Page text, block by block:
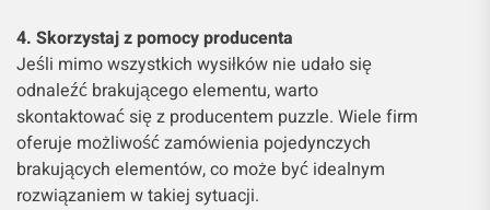
4. Skorzystaj z pomocy producenta
Jeśli mimo wszystkich wysiłków nie udało się
odnaleźć brakującego elementu, warto
skontaktować się z producentem puzzle. Wiele firm
oferuje możliwość zamówienia pojedynczych
brakujących elementów, co może być idealnym
rozwiązaniem w takiej sytuacji.